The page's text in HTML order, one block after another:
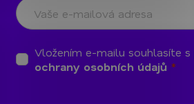
Vložením e-mailu souhlasíte s
ochrany osobních údajů